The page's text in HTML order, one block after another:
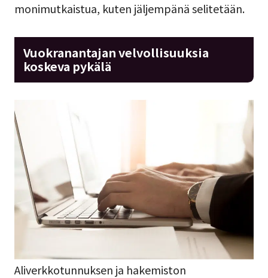
monimutkaistua, kuten jäljempänä selitetään.
Vuokranantajan velvollisuuksia
koskeva pykälä
Aliverkkotunnuksen ja hakemiston